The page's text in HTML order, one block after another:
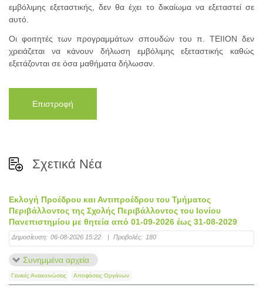
εμβόλιμης εξεταστικής, δεν θα έχει το δικαίωμα να εξεταστεί σε
αυτό.
Οι φοιτητές των προγραμμάτων σπουδών του π. ΤΕΙΙΟΝ δεν
χρειάζεται να κάνουν δήλωση εμβόλιμης εξεταστικής καθώς
εξετάζονται σε όσα μαθήματα δήλωσαν.
Επιστροφή
Σχετικά Νέα
Εκλογή Προέδρου και Αντιπροέδρου του Τμήματος
Περιβάλλοντος της Σχολής Περιβάλλοντος του Ιονίου
Πανεπιστημίου με θητεία από 01-09-2026 έως 31-08-2029
Δημοσίευση: 06-08-2026 15:22 | Προβολές: 180
Συνημμένα αρχεία
Γενικές Ανακοινώσεις Αποφάσεις Οργάνων